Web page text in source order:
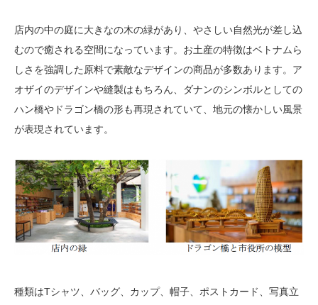
店内の中の庭に大きなの木の緑があり、やさしい自然光が差し込
むので癒される空間になっています。お土産の特徴はベトナムら
しさを強調した原料で素敵なデザインの商品が多数あります。ア
オザイのデザインや縫製はもちろん、ダナンのシンボルとしての
ハン橋やドラゴン橋の形も再現されていて、地元の懐かしい風景
が表現されています。
種類はTシャツ、バッグ、カップ、帽子、ポストカード、写真立